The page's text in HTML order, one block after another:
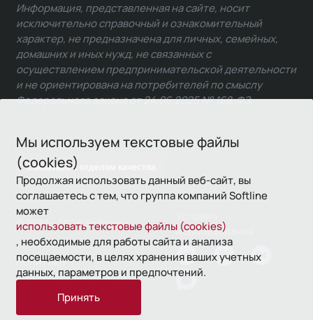
Мы используем текстовые файлы
(cookies)
Продолжая использовать данный веб-сайт, вы
соглашаетесь с тем, что группа компаний Softline
может
использовать текстовые файлы (cookies)
, необходимые для работы сайта и анализа
посещаемости, в целях хранения ваших учетных
данных, параметров и предпочтений.
Принять
Связаться с отделом качества
Информация, представленная на сайте, носит
исключительно справочный и ознакомительный
характер, не предназначена для личных, семейных,
домашних и иных нужд, не связанных с
осуществлением предпринимательской деятельности
и не ориентирована на потребителей по смыслу
Федерального закона от 24.06.2025 № 168-ФЗ.
© 1993—2026 Softline
использования
Политика
конфиденциальности